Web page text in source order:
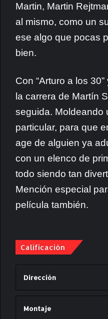
Martin, Martin
al mismo, como un
ese algo que pocas
bien.
Con “Arturo a los
la carrera de Martín
seguida. Moldeando
particular, para que
age de alguien ya
con un elenco de
todo siendo tan
Mención especial
película también.
Calificación
Dirección
Montaje